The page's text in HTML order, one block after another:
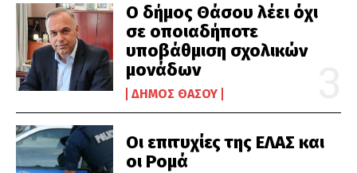
Ο δήμος Θάσου λέει όχι
σε οποιαδήποτε
υποβάθμιση σχολικών
μονάδων
ΔΉΜΟΣ ΘΆΣΟΥ
Οι επιτυχίες της ΕΛΑΣ και
οι Ρομά